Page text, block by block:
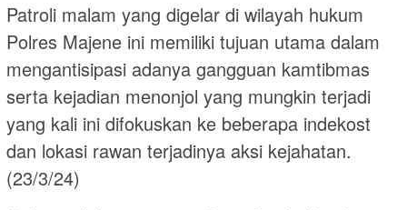
Patroli malam yang digelar di wilayah hukum
Polres Majene ini memiliki tujuan utama dalam
mengantisipasi adanya gangguan kamtibmas
serta kejadian menonjol yang mungkin terjadi
yang kali ini difokuskan ke beberapa indekost
dan lokasi rawan terjadinya aksi kejahatan.
(23/3/24)